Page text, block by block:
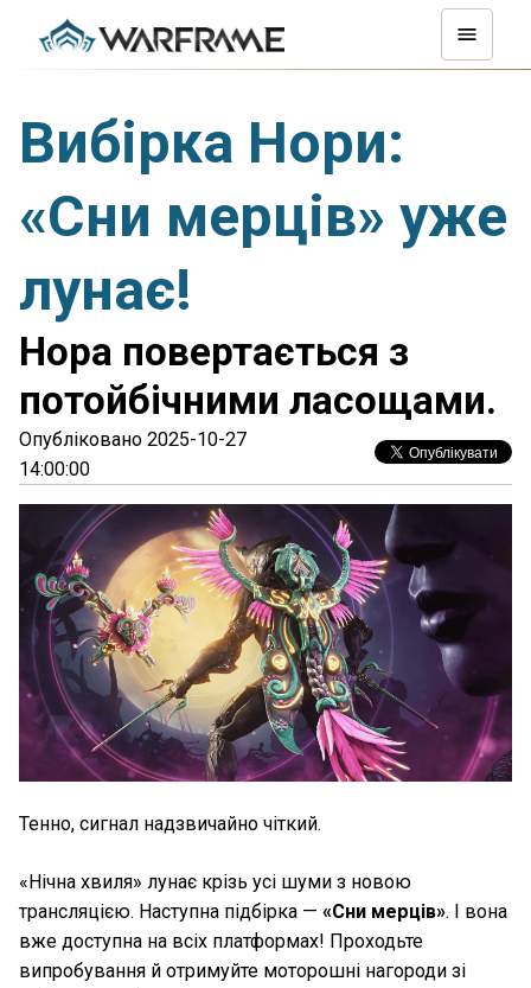
Вибірка Нори:
«Сни мерців» уже
лунає!
Нора повертається з
потойбічними ласощами.
Опубліковано 2025-10-27
14:00:00
Тенно, сигнал надзвичайно чіткий.
«Нічна хвиля» лунає крізь усі шуми з новою
трансляцією. Наступна підбірка — «Сни мерців». І вона
вже доступна на всіх платформах! Проходьте
випробування й отримуйте моторошні нагороди зі